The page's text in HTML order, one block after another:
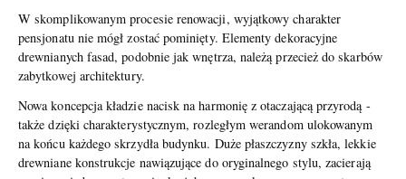
W skomplikowanym procesie renowacji, wyjątkowy charakter
pensjonatu nie mógł zostać pominięty. Elementy dekoracyjne
drewnianych fasad, podobnie jak wnętrza, należą przecież do skarbów
zabytkowej architektury.
Nowa koncepcja kładzie nacisk na harmonię z otaczającą przyrodą -
także dzięki charakterystycznym, rozległym werandom ulokowanym
na końcu każdego skrzydła budynku. Duże płaszczyzny szkła, lekkie
drewniane konstrukcje nawiązujące do oryginalnego stylu, zacierają